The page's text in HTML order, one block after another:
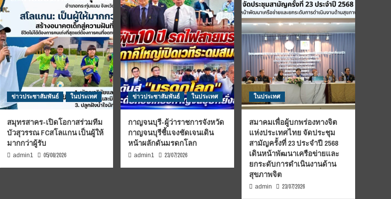
ข่าวประชาสัมพันธ์ ในประเทศ
สมุทรสาคร-เปิดโอกาสร่วมทีม
บัวสุวรรณ FCสโลแกน เป็นผู้ให้
มากกว่าผู้รับ
admin1 05/08/2026
ข่าวประชาสัมพันธ์ ในประเทศ
กาญจนบุรี-ผู้ว่าราชการจังหวัด
กาญจนบุรีชี้แจงชัดเจนเดิน
หน้าผลักดันมรดกโลก
admin1 23/07/2026
ในประเทศ
สมาคมเพื่อผู้บกพร่องทางจิต
แห่งประเทศไทย จัดประชุม
สามัญครั้งที่ 23 ประจำปี 2568
เดินหน้าพัฒนาเครือข่ายและ
ยกระดับการดำเนินงานด้าน
สุขภาพจิต
admin 23/07/2026